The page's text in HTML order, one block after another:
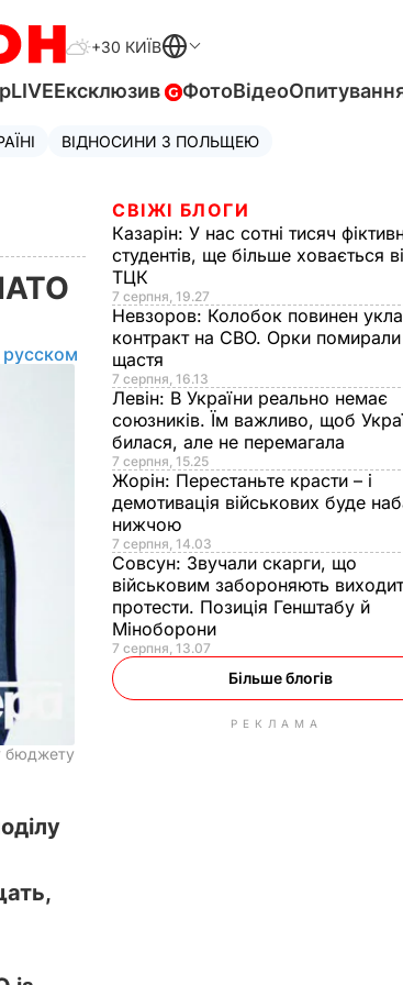
+30 КИЇВ
LIVEЕксклюзив ФотоВідео
ВІДНОСИНИ З ПОЛЬЩЕЮ
бюджету
СВІЖІ БЛОГИ
Казарін: У нас сотні тисяч
студентів, ще більше ховається
ТЦК
7 серпня, 19.27
Невзоров: Колобок повинен
контракт на СВО. Орки помирали
щастя
7 серпня, 16.13
Левін: В України реально немає
союзників. Їм важливо, щоб
билася, але не перемагала
7 серпня, 15.25
Жорін: Перестаньте красти – і
демотивація військових буде
нижчою
7 серпня, 14.03
Совсун: Звучали скарги, що
військовим забороняють
протести. Позиція Генштабу й
Міноборони
7 серпня, 13.07
Більше блогів
РЕКЛАМА